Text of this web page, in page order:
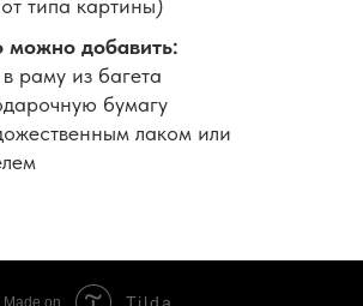
типа картины)
можно добавить:
раму из багета
бумагу
лаком или